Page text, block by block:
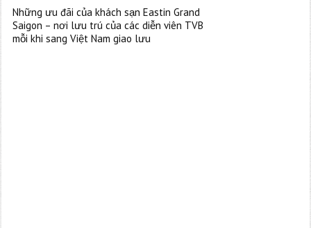
Những ưu đãi của khách sạn Eastin Grand
Saigon – nơi lưu trú của các diễn viên TVB
mỗi khi sang Việt Nam giao lưu